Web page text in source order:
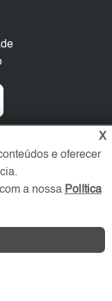
X
e oferecer
a nossa Política